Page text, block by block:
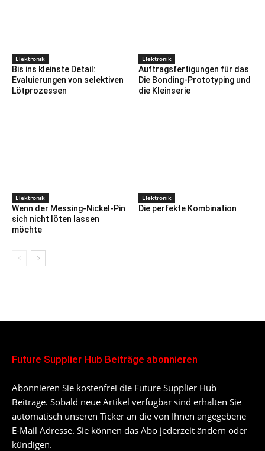
Elektronik
Bis ins kleinste Detail:
Evaluierungen von selektiven
Lötprozessen
Elektronik
Auftragsfertigungen für das
Die Bonding-Prototyping und
die Kleinserie
Elektronik
Wenn der Messing-Nickel-Pin
sich nicht löten lassen
möchte
Elektronik
Die perfekte Kombination
Future Supplier Hub Beiträge abonnieren
Abonnieren Sie kostenfrei die Future Supplier Hub
Beiträge. Sobald neue Artikel verfügbar sind erhalten Sie
automatisch unseren Ticker an die von Ihnen angegebene
E-Mail Adresse. Sie können das Abo jederzeit ändern oder
kündigen.